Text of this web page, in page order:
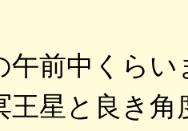
午前中くら
王星と良き